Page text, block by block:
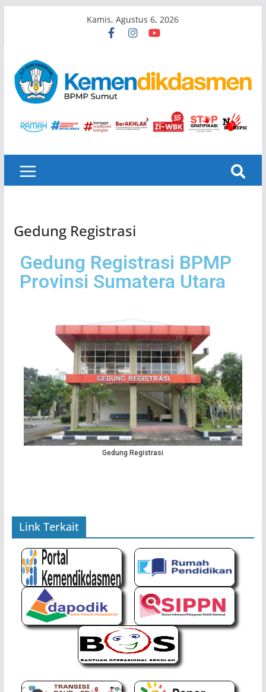
Kamis, Agustus 6, 2026
Gedung Registrasi
Gedung Registrasi BPMP
Provinsi Sumatera Utara
Gedung Registrasi
Link Terkait